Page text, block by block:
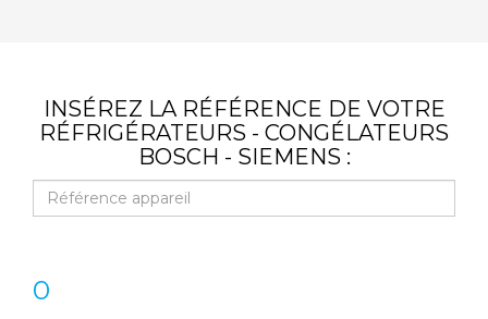
INSÉREZ LA RÉFÉRENCE DE VOTRE
RÉFRIGÉRATEURS - CONGÉLATEURS
BOSCH - SIEMENS :
0